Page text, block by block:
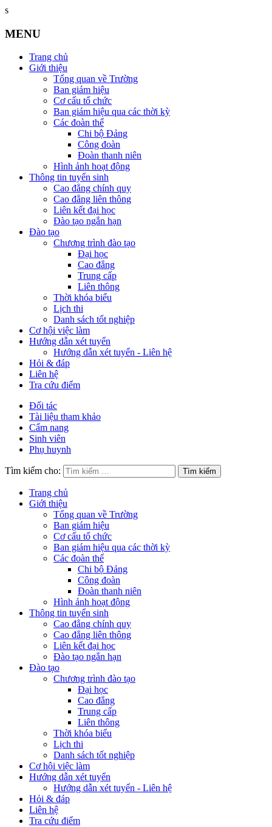
s
MENU
Trang chủ
Giới thiệu
Tổng quan về Trường
Ban giám hiệu
Cơ cấu tổ chức
Ban giám hiệu qua các thời kỳ
Các đoàn thể
Chi bộ Đảng
Công đoàn
Đoàn thanh niên
Hình ảnh hoạt động
Thông tin tuyển sinh
Cao đẳng chính quy
Cao đẳng liên thông
Liên kết đại học
Đào tạo ngắn hạn
Đào tạo
Chương trình đào tạo
Đại học
Cao đẳng
Trung cấp
Liên thông
Thời khóa biểu
Lịch thi
Danh sách tốt nghiệp
Cơ hội việc làm
Hướng dẫn xét tuyển
Hướng dẫn xét tuyển - Liên hệ
Hỏi & đáp
Liên hệ
Tra cứu điểm
Đối tác
Tài liệu tham khảo
Cẩm nang
Sinh viên
Phụ huynh
Tìm kiếm cho:
Trang chủ
Giới thiệu
Tổng quan về Trường
Ban giám hiệu
Cơ cấu tổ chức
Ban giám hiệu qua các thời kỳ
Các đoàn thể
Chi bộ Đảng
Công đoàn
Đoàn thanh niên
Hình ảnh hoạt động
Thông tin tuyển sinh
Cao đẳng chính quy
Cao đẳng liên thông
Liên kết đại học
Đào tạo ngắn hạn
Đào tạo
Chương trình đào tạo
Đại học
Cao đẳng
Trung cấp
Liên thông
Thời khóa biểu
Lịch thi
Danh sách tốt nghiệp
Cơ hội việc làm
Hướng dẫn xét tuyển
Hướng dẫn xét tuyển - Liên hệ
Hỏi & đáp
Liên hệ
Tra cứu điểm